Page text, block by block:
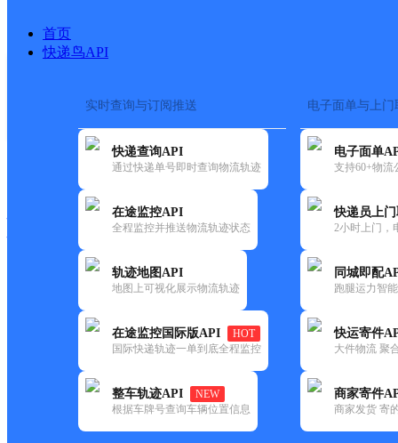
首页
快递鸟API
实时查询与订阅推送
快递查询API
通过快递单号即时查询物流轨迹
在途监控API
全程监控并推送物流轨迹状态
轨迹地图API
地图上可视化展示物流轨迹
在途监控国际版API
HOT
国际快递轨迹一单到底全程监控
整车轨迹API
NEW
根据车牌号查询车辆位置信息
电子面单与上门
电子面单
支持60+物流
快递员上
2小时上门，
同城即配
跑腿运力智
快运寄件
大件物流 聚
商家寄件
商家发货 寄
快运大全 快递时效
百世
酒泉南关分部
更新时间：2021-11-26 00:00:00